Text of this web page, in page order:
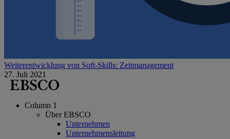
Weiterentwicklung von Soft-Skills: Zeitmanagement
27. Juli 2021
Column 1
Über EBSCO
Unternehmen
Unternehmensleitung